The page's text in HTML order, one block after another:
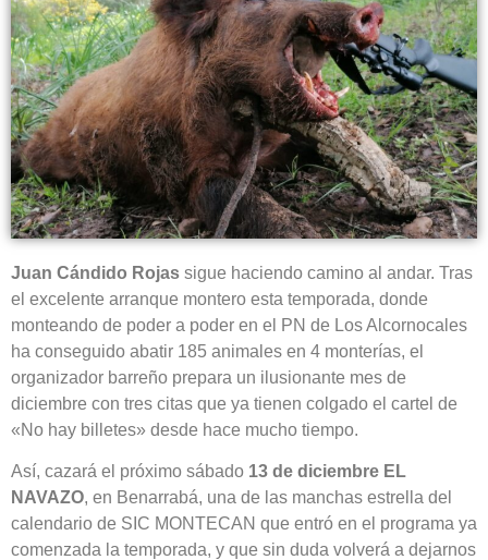
Juan Cándido Rojas sigue haciendo camino al andar. Tras
el excelente arranque montero esta temporada, donde
monteando de poder a poder en el PN de Los Alcornocales
ha conseguido abatir 185 animales en 4 monterías, el
organizador barreño prepara un ilusionante mes de
diciembre con tres citas que ya tienen colgado el cartel de
«No hay billetes» desde hace mucho tiempo.
Así, cazará el próximo sábado 13 de diciembre EL
NAVAZO, en Benarrabá, una de las manchas estrella del
calendario de SIC MONTECAN que entró en el programa ya
comenzada la temporada, y que sin duda volverá a dejarnos